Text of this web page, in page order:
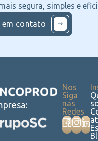
segura, simples e
em contato
Nos
Siga
nas
Redes